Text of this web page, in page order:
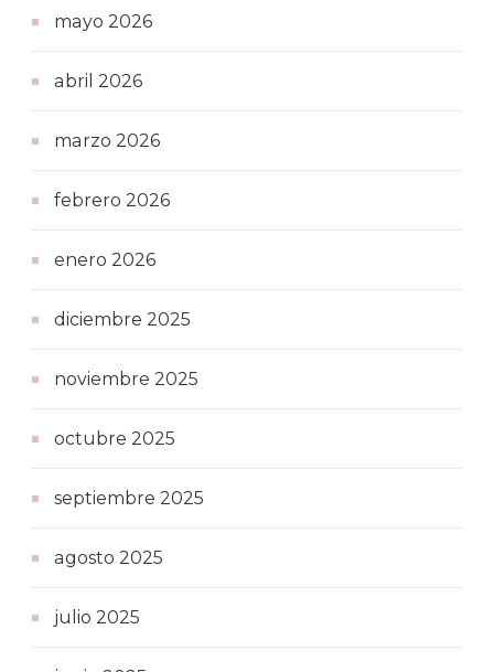
mayo 2026
abril 2026
marzo 2026
febrero 2026
enero 2026
diciembre 2025
noviembre 2025
octubre 2025
septiembre 2025
agosto 2025
julio 2025